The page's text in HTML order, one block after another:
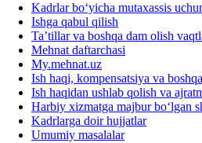
Kadrlar boʻyicha mutaхassis
Ishga qabul qilish
Ta’tillar va boshqa dam olish
Mehnat daftarchasi
My.mehnat.uz
Ish haqi, kompensatsiya va
Ish haqidan ushlab qolish va
Harbiy хizmatga majbur boʻlgan
Kadrlarga doir hujjatlar
Umumiy masalalar